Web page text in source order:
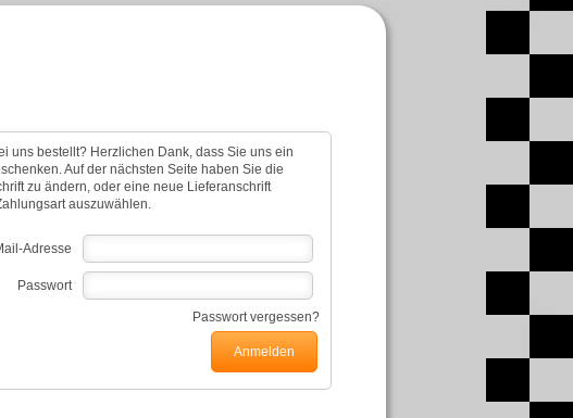
uns bestellt? Herzlichen Dank, dass Sie uns ein
Auf der nächsten Seite haben Sie die
zu ändern, oder eine neue Lieferanschrift
auszuwählen.
Adresse
Passwort
Passwort vergessen?